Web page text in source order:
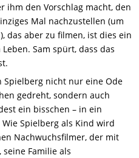
ihm den Vorschlag macht, den
Mal nachzustellen (um
das aber zu filmen, ist dies ein
Sam spürt, dass das
Spielberg nicht nur eine Ode
gedreht, sondern auch
ein bisschen – in ein
Spielberg als Kind wird
Nachwuchsfilmer, der mit
Familie als